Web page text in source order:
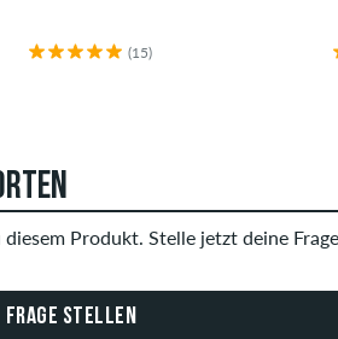
(15)
Produkt. Stelle jetzt deine
FRAGE STELLEN